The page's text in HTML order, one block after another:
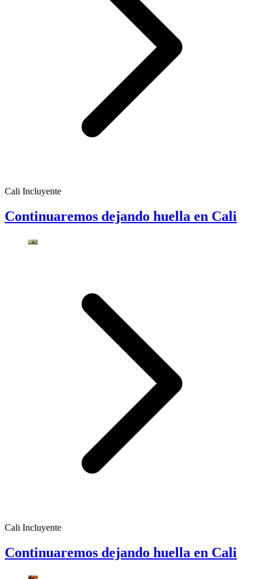
Cali Incluyente
Continuaremos dejando huella en Cali
Cali Incluyente
Continuaremos dejando huella en Cali